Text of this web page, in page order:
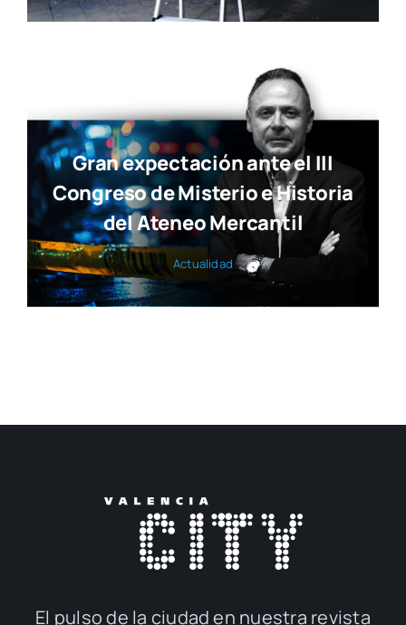
Gran expectación ante el III
Congreso de Misterio e Historia
del Ateneo Mercantil
Actua­li­dad
El pul­so de la ciu­dad en nues­tra revis­ta